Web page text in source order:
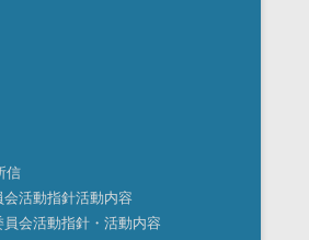
信
活動指針活動内容
員会活動指針・活動内容